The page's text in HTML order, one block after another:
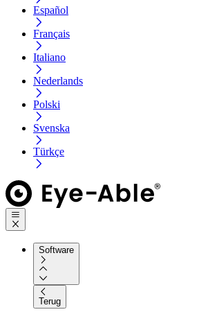
Español
Français
Italiano
Nederlands
Polski
Svenska
Türkçe
Software
Terug